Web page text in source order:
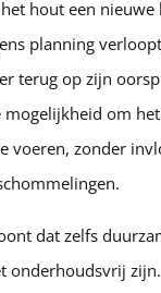
hout een nieuwe
planning
terug op zijn
mogelijkheid om
voeren, zonder
dat zelfs
onderhoudsvrij